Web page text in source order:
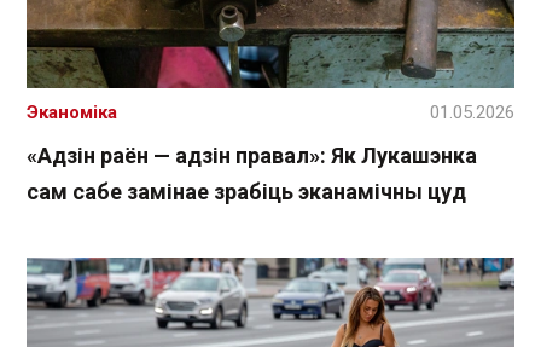
«Адзін раён — адзін правал»: Як Лукашэнка
сам сабе замінае зрабіць эканамічны цуд
Эканоміка 01.05.2026